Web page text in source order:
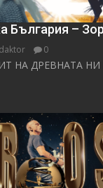
България –
0
НА ДРЕВНАТА